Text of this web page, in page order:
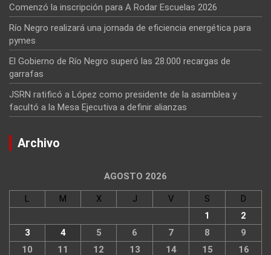
Comenzó la inscripción para A Rodar Escuelas 2026
Río Negro realizará una jornada de eficiencia energética para
pymes
El Gobierno de Río Negro superó las 28.000 recargas de
garrafas
JSRN ratificó a López como presidente de la asamblea y
facultó a la Mesa Ejecutiva a definir alianzas
Archivo
AGOSTO 2026
L M X J V S
D
1
2
3
4 5 6 7 8
9
10
11 12 13 14 15
16